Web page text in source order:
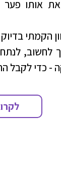
את אותו
הקמתי
לחשוב,
- כדי לקבל